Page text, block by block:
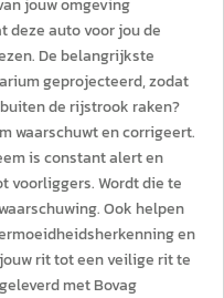
jouw omgeving
deze auto voor jou de
De belangrijkste
geprojecteerd, zodat
de rijstrook raken?
waarschuwt en corrigeert.
is constant alert en
voorliggers. Wordt die te
Ook helpen
en
rit tot een veilige rit te
met Bovag